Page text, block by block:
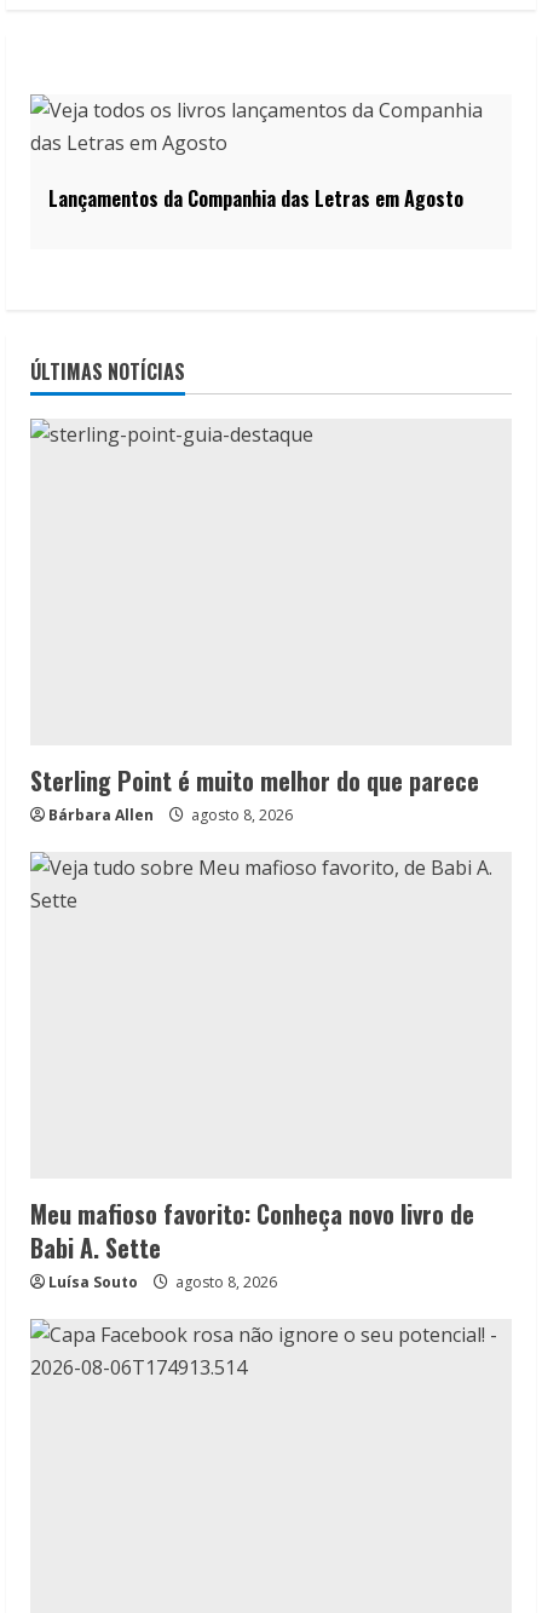
Lançamentos da Companhia das Letras em Agosto
ÚLTIMAS NOTÍCIAS
Sterling Point é muito melhor do que parece
Bárbara Allen agosto 8, 2026
Meu mafioso favorito: Conheça novo livro de
Babi A. Sette
Luísa Souto agosto 8, 2026